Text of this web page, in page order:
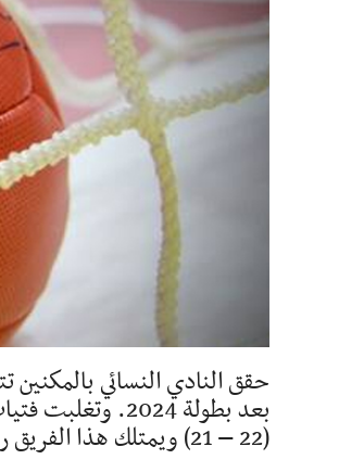
حقق النادي النسائي بالمكنين
(22 – 21) ويمتلك هذا الفريق رصيدا بشريا ممتازا بوجود الحارسة رؤى المقدم والمخضرمة ...